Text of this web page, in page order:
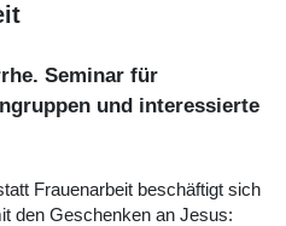
Seminar für
und interessierte
Frauenarbeit beschäftigt sich
den Geschenken an Jesus: